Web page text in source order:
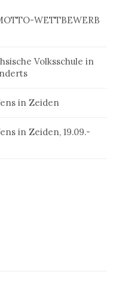
WETTBEWERB
Volksschule in
in Zeiden
in Zeiden, 19.09.-